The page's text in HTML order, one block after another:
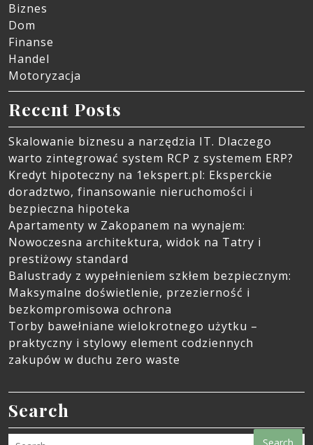
Biznes
Dom
Finanse
Handel
Motoryzacja
Recent Posts
Skalowanie biznesu a narzędzia IT. Dlaczego
warto zintegrować system RCP z systemem ERP?
Kredyt hipoteczny na 1ekspert.pl: Eksperckie
doradztwo, finansowanie nieruchomości i
bezpieczna hipoteka
Apartamenty w Zakopanem na wynajem:
Nowoczesna architektura, widok na Tatry i
prestiżowy standard
Balustrady z wypełnieniem szkłem bezpiecznym:
Maksymalne doświetlenie, przezierność i
bezkompromisowa ochrona
Torby bawełniane wielokrotnego użytku –
praktyczny i stylowy element codziennych
zakupów w duchu zero waste
Search